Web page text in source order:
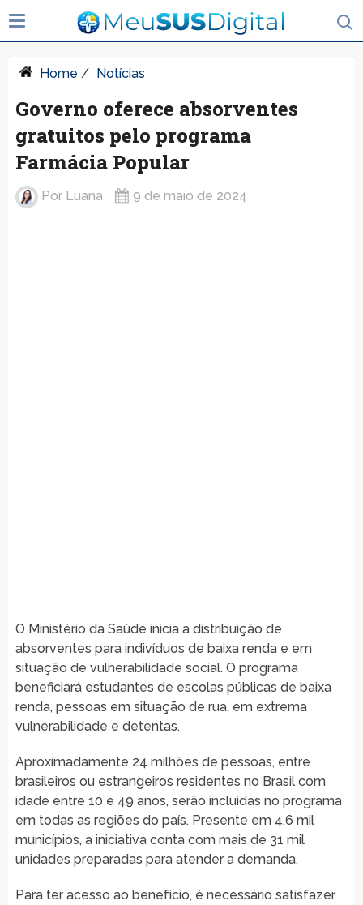
Home / Notícias
Governo oferece absorventes
gratuitos pelo programa
Farmácia Popular
Por Luana 9 de maio de 2024
O Ministério da Saúde inicia a distribuição de
absorventes para indivíduos de baixa renda e em
situação de vulnerabilidade social. O programa
beneficiará estudantes de escolas públicas de baixa
renda, pessoas em situação de rua, em extrema
vulnerabilidade e detentas.
Aproximadamente 24 milhões de pessoas, entre
brasileiros ou estrangeiros residentes no Brasil com
idade entre 10 e 49 anos, serão incluídas no programa
em todas as regiões do país. Presente em 4,6 mil
municípios, a iniciativa conta com mais de 31 mil
unidades preparadas para atender a demanda.
Para ter acesso ao benefício, é necessário satisfazer